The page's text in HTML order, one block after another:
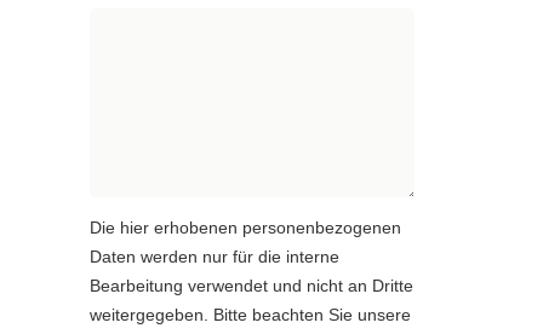
Die hier erhobenen personenbezogenen
Daten werden nur für die interne
Bearbeitung verwendet und nicht an Dritte
weitergegeben. Bitte beachten Sie unsere